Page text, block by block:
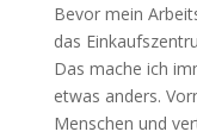
Bevor mein
das
Das mache ich
etwas anders.
Menschen und